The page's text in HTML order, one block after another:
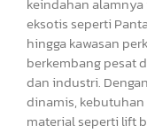
keindahan
eksotis seperti
hingga kawasan
berkembang pesat
dan industri.
dinamis,
material seperti lift